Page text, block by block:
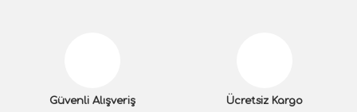
Güvenli Alışveriş
Ücretsiz Kargo